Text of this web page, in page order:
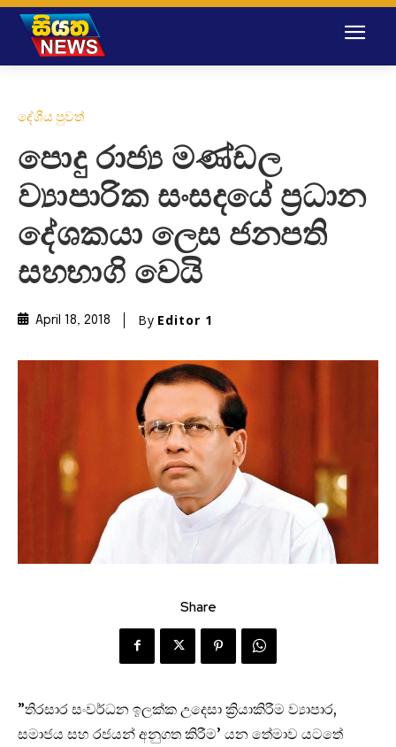
දේශීය පුවත්
පොදු රාජ්‍ය මණ්ඩල
ව්‍යාපාරික සංසදයේ ප්‍රධාන
දේශකයා ලෙස ජනපති
සහභාගි වෙයි
April 18, 2018 By Editor 1
Share
”තිරසාර සංවර්ධන ඉලක්ක උදෙසා ක්‍රියාකිරීම ව්‍යාපාර,
සමාජය සහ රජයන් අනුගත කිරීම’ යන තේමාව යටතේ